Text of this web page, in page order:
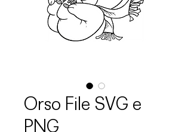
Orso File SVG e
PNG